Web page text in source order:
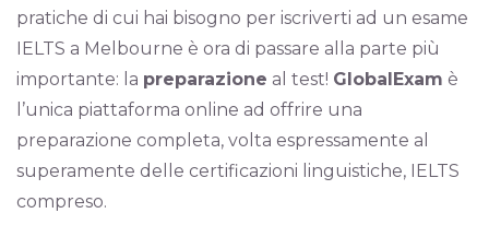
pratiche di cui hai bisogno per iscriverti ad un esame
IELTS a Melbourne è ora di passare alla parte più
importante: la preparazione al test! GlobalExam è
l’unica piattaforma online ad offrire una
preparazione completa, volta espressamente al
superamente delle certificazioni linguistiche, IELTS
compreso.